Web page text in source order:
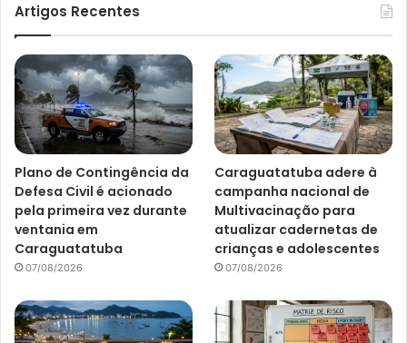
Artigos Recentes
Plano de Contingência da
Defesa Civil é acionado
pela primeira vez durante
ventania em
Caraguatatuba
07/08/2026
Caraguatatuba adere à
campanha nacional de
Multivacinação para
atualizar cadernetas de
crianças e adolescentes
07/08/2026